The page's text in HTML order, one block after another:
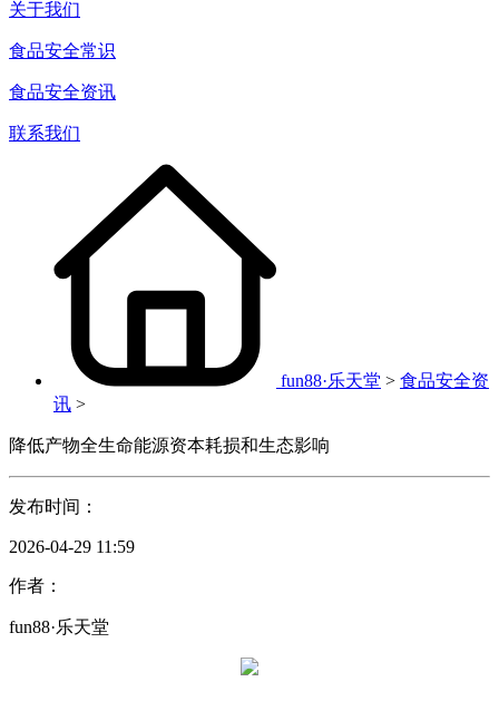
关于我们
食品安全常识
食品安全资讯
联系我们
fun88·乐天堂 > 食品安全资
讯 >
降低产物全生命能源资本耗损和生态影响
发布时间：
2026-04-29 11:59
作者：
fun88·乐天堂